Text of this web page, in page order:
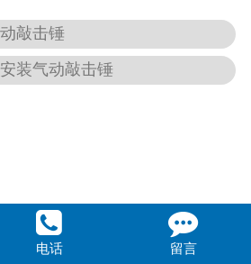
敲击锤
装气动敲击锤
电话 留言